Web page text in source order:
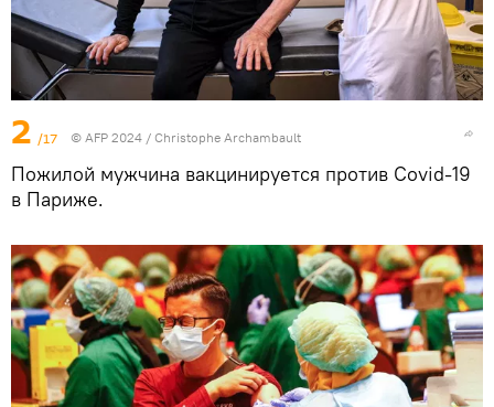
2 /17 © AFP 2024 / Christophe Archambault
Пожилой мужчина вакцинируется против Covid-19
в Париже.